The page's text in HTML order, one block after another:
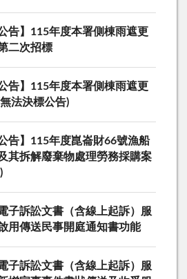
告】115年度本署側棟雨遮更
二次招標
告】115年度本署側棟雨遮更
法決標公告)
告】115年度崑崙財66號漁船
其拆解廢棄物處理勞務採購案
子訴訟文書（含線上起訴）服
用傳送民事開庭通知書功能
子訴訟文書（含線上起訴）服